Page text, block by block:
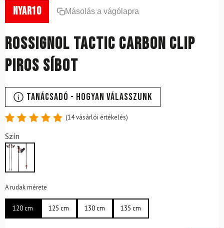
nyar10 Másolás a vágólapra
ROSSIGNOL Tactic Carbon Clip
piros síbot
Tanácsadó - Hogyan válasszunk
4.86
5-ből,
értékelés
alapján
(14vásárlói értékelés)
Szín
A rudak mérete
120 cm 125 cm 130 cm 135 cm